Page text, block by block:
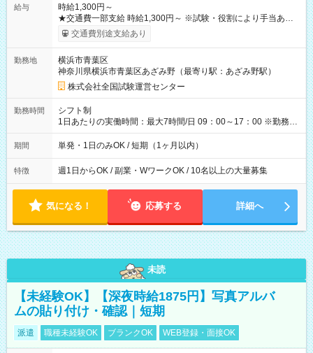
給与
時給1,300円～
★交通費一部支給 時給1,300円～ ※試験・役割により手当あり
※勤務回数により昇給あり 【即給（前払い）オプションあ
り！】 希望される場合、勤務から1週間ほどで給与の一部を受け
例】 ・河合塾模擬試験 8:30～17:30（休憩1時間） 時給1,300円
×8時間＝日収10,400円＋交通費 ※当日の役割により時給＋100
円の場合あり ・国家試験 7:00～13:30（休憩なし） 時給1,300
円（役割手当＋100円）×6時間＝日収8,400円＋交通費 【試用期
間】試用期間なし
交通費別途支給あり
勤務地
横浜市青葉区
神奈川県横浜市青葉区あざみ野（最寄り駅：あざみ野駅）
株式会社全国試験運営センター
勤務時間
シフト制
1日あたりの実働時間：最大7時間/日 09：00～17：00 ※勤務時
間は 試験により異なります。
期間 単発・1日のみOK / 短期（1ヶ月以内）
特徴 週1日からOK / 副業・WワークOK / 10名以上の大量募集
気になる！ 応募する 詳細へ
未読
【未経験OK】【深夜時給1875円】写真アルバ
ムの貼り付け・確認｜短期
派遣 職種未経験OK ブランクOK WEB登録・面接OK